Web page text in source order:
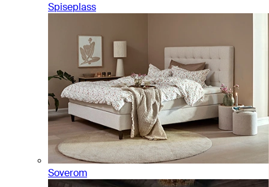
Spiseplass
Soverom